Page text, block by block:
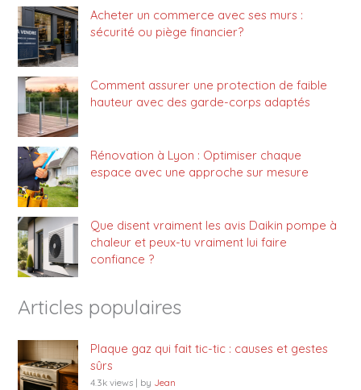
Acheter un commerce avec ses murs :
sécurité ou piège financier?
Comment assurer une protection de faible
hauteur avec des garde-corps adaptés
Rénovation à Lyon : Optimiser chaque
espace avec une approche sur mesure
Que disent vraiment les avis Daikin pompe à
chaleur et peux-tu vraiment lui faire
confiance ?
Articles populaires
Plaque gaz qui fait tic-tic : causes et gestes
sûrs
4.3k views | by Jean